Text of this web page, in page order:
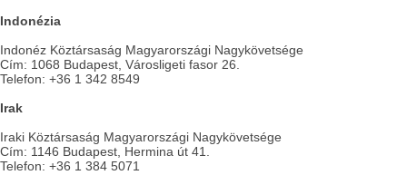
Indonézia
Indonéz Köztársaság Magyarországi Nagykövetsége
Cím: 1068 Budapest, Városligeti fasor 26.
Telefon: +36 1 342 8549
Irak
Iraki Köztársaság Magyarországi Nagykövetsége
Cím: 1146 Budapest, Hermina út 41.
Telefon: +36 1 384 5071